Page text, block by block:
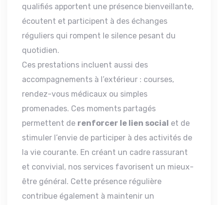
qualifiés apportent une présence bienveillante,
écoutent et participent à des échanges
réguliers qui rompent le silence pesant du
quotidien.
Ces prestations incluent aussi des
accompagnements à l’extérieur : courses,
rendez-vous médicaux ou simples
promenades. Ces moments partagés
permettent de renforcer le lien social et de
stimuler l’envie de participer à des activités de
la vie courante. En créant un cadre rassurant
et convivial, nos services favorisent un mieux-
être général. Cette présence régulière
contribue également à maintenir un